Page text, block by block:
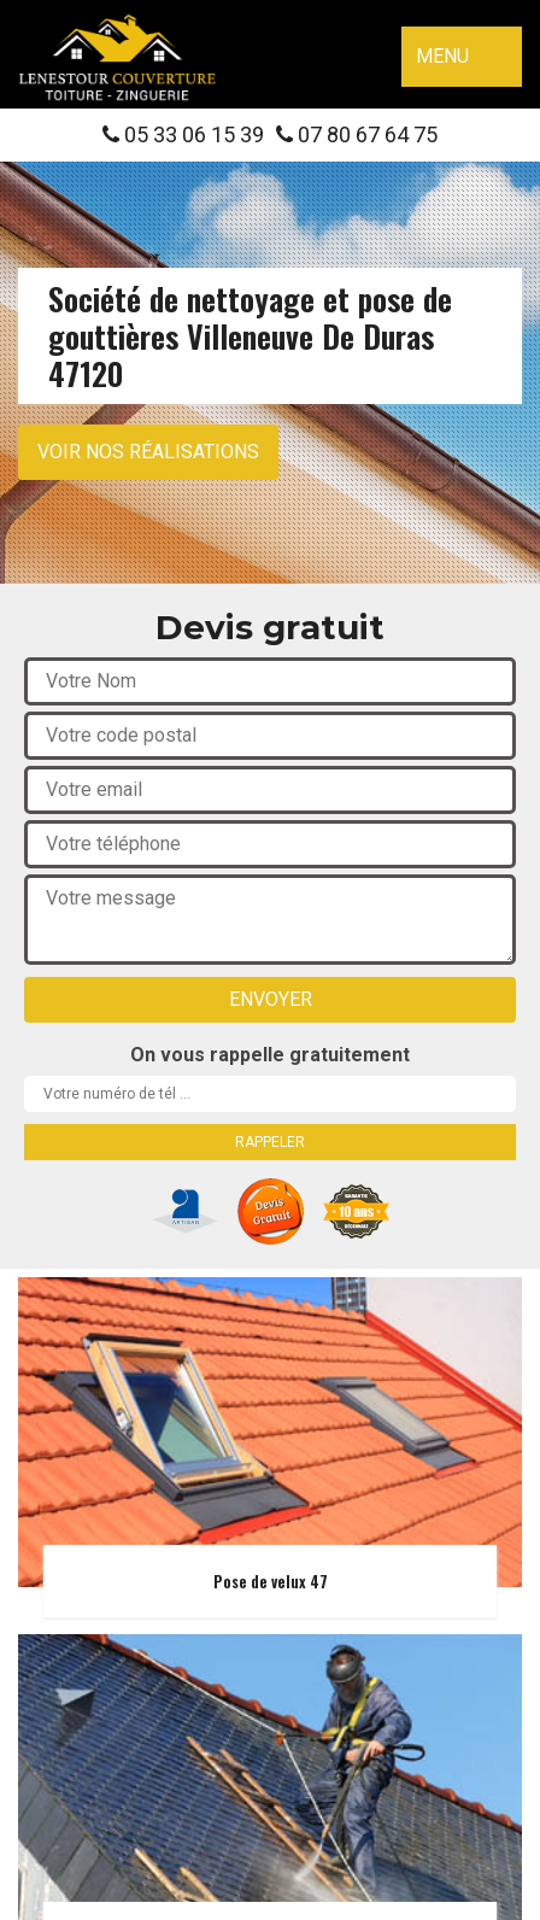
MENU
05 33 06 15 39 07 80 67 64 75
Société de nettoyage et pose de
gouttières Villeneuve De Duras
47120
VOIR NOS RÉALISATIONS
Devis gratuit
On vous rappelle gratuitement
Pose de velux 47